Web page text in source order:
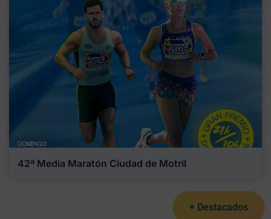
42ª Media Maratón Ciudad de Motril
+ Destacados